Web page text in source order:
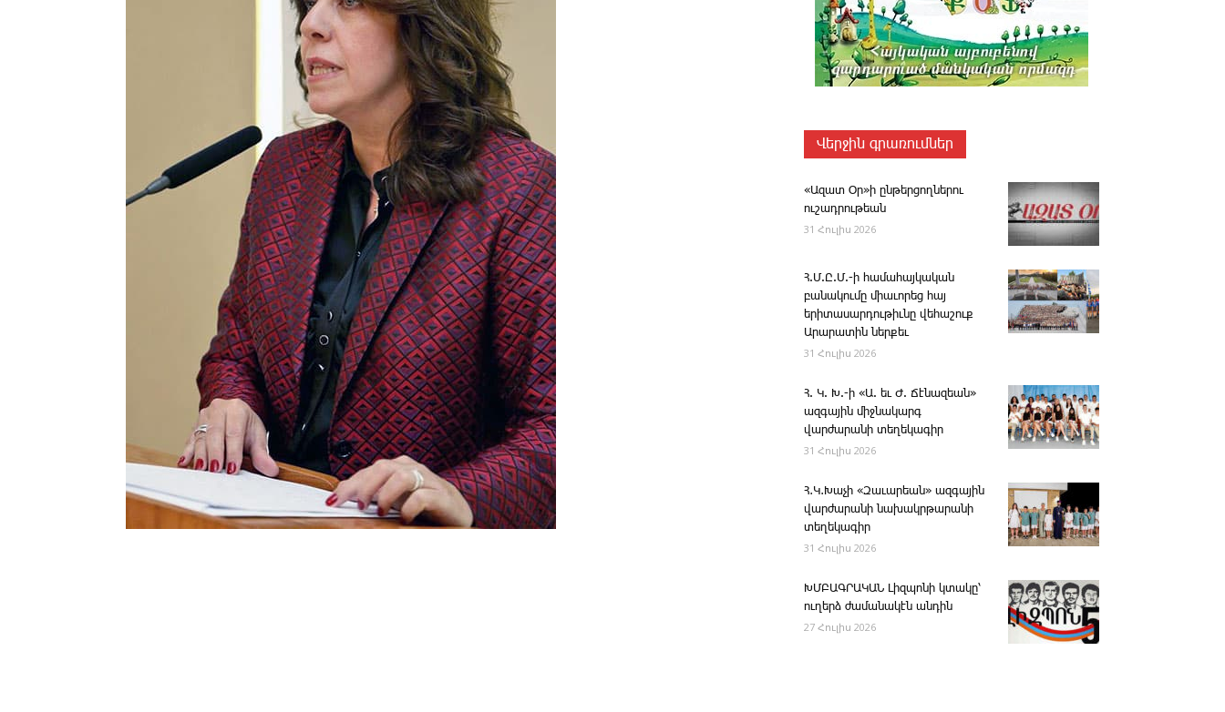
Վերջին գրառումներ
«Ազատ Օր»ի ընթերցողներու
ուշադրութեան
31 Հուլիս 2026
Հ.Մ.Ը.Մ.-ի համահայկական
բանակումը միաւորեց հայ
երիտասարդութիւնը վեհաշուք
Արարատին ներքեւ
31 Հուլիս 2026
Հ. Կ. Խ.-ի «Ա. եւ Ժ. ­Ճէնազեան»
ազգային միջնակարգ
վարժարանի տեղեկագիր
31 Հուլիս 2026
Հ․Կ․Խաչի «Զաւարեան» ազգային
վարժարանի նախակրթարանի
տեղեկագիր
31 Հուլիս 2026
ԽՄԲԱԳՐԱԿԱՆ ­Լիզպոնի կտակը՝
ուղերձ ժամանակէն անդին
27 Հուլիս 2026